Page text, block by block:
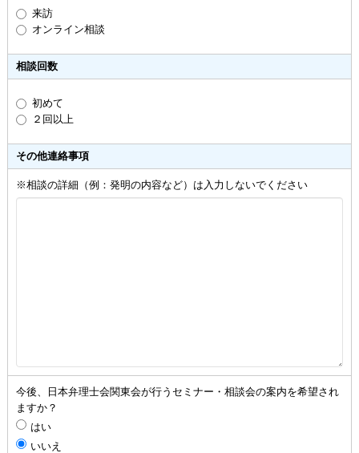
来訪
オンライン相談
相談回数
初めて
２回以上
その他連絡事項
※相談の詳細（例：発明の内容など）は入力しないでください
今後、日本弁理士会関東会が行うセミナー・相談会の案内を希望され
ますか？
はい
いいえ